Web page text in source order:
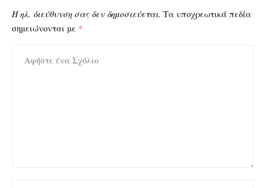
Η ηλ. διεύθυνση σας δεν δημοσιεύεται. Τα υποχρεωτικά πεδία
σημειώνονται με *